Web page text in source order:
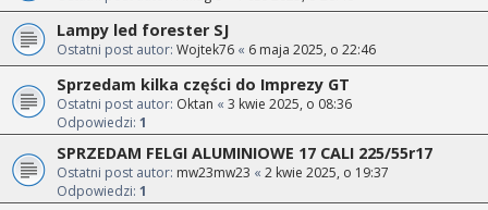
Lampy led forester SJ
Ostatni post autor: Wojtek76 « 6 maja 2025, o 22:46
Sprzedam kilka części do Imprezy GT
Ostatni post autor: Oktan « 3 kwie 2025, o 08:36
Odpowiedzi: 1
SPRZEDAM FELGI ALUMINIOWE 17 CALI 225/55r17
Ostatni post autor: mw23mw23 « 2 kwie 2025, o 19:37
Odpowiedzi: 1